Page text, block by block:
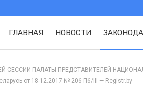
ГЛАВНАЯ НОВОСТИ
СЕССИИ ПАЛАТЫ ПРЕДСТАВИТЕЛЕЙ
от 18.12.2017 № 206-П6/III — Registr.by